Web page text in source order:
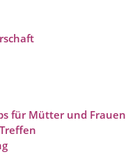
für Mütter und Frauen